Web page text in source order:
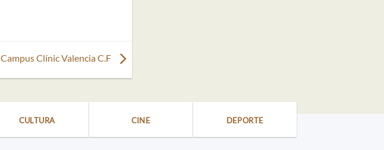
Campus Clínic Valencia C.F
CULTURA CINE DEPORTE